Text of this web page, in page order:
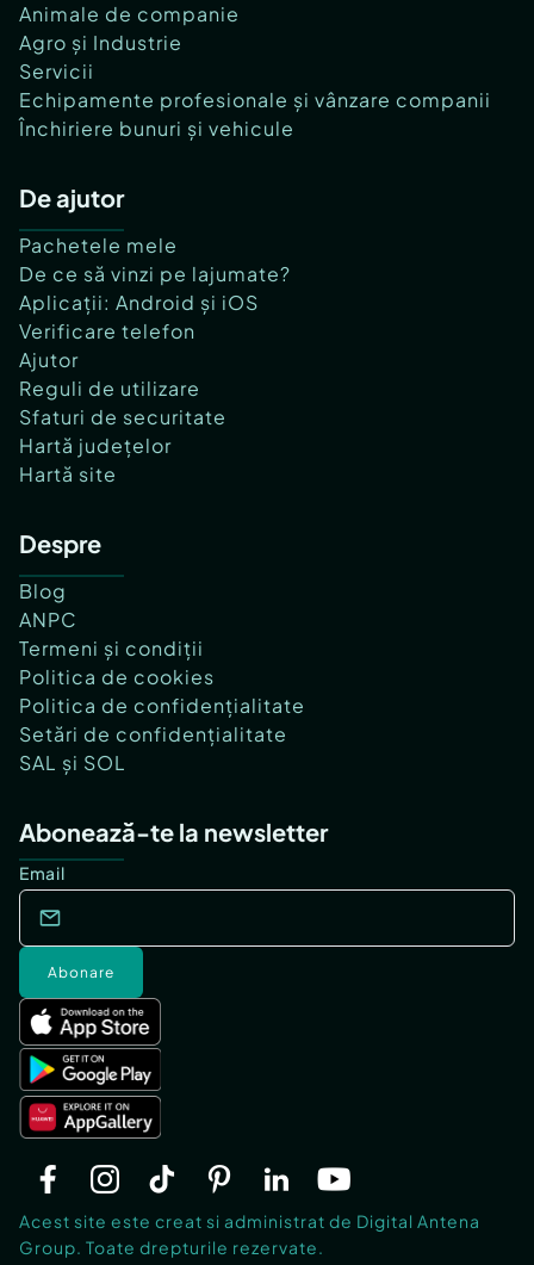
Animale de companie
Agro și Industrie
Servicii
Echipamente profesionale și vânzare companii
Închiriere bunuri și vehicule
De ajutor
Pachetele mele
De ce să vinzi pe lajumate?
Aplicații: Android și iOS
Verificare telefon
Ajutor
Reguli de utilizare
Sfaturi de securitate
Hartă județelor
Hartă site
Despre
Blog
ANPC
Termeni și condiții
Politica de cookies
Politica de confidențialitate
Setări de confidențialitate
SAL și SOL
Abonează-te la newsletter
Email
Abonare
Acest site este creat si administrat de Digital Antena
Group. Toate drepturile rezervate.